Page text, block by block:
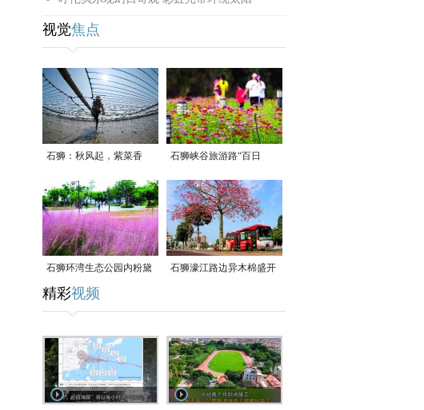
视觉焦点
石狮：秋风起，紫菜香 石狮峡谷旅游路“百日
草”争相斗艳
石狮环湾生态公园内粉黛
乱子草盛放
石狮濠江路边异木棉盛开
精彩视频